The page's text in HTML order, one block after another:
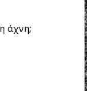
άχνη;